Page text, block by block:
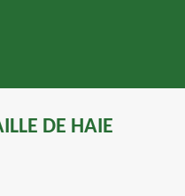
DE HAIE